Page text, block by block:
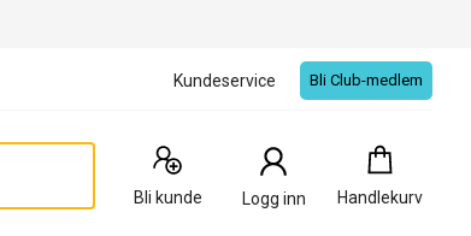
Kundeservice Bli Club-medlem
Bli kunde Logg inn Handlekurv
Handlekurv
0
Produkter